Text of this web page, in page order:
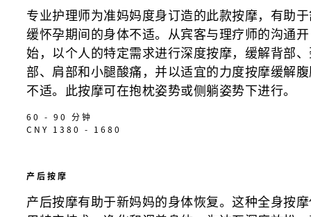
专业护理师为准妈妈度身订造的此款按摩，有助
缓怀孕期间的身体不适。从宾客与理疗师的沟通开
始，以个人的特定需求进行深度按摩，缓解背部
部、肩部和小腿酸痛，并以适宜的力度按摩缓解
不适。此按摩可在抱枕姿势或侧躺姿势下进行。
60 - 90 分钟
CNY 1380 - 1680
产后按摩
产后按摩有助于新妈妈的身体恢复。这种全身按